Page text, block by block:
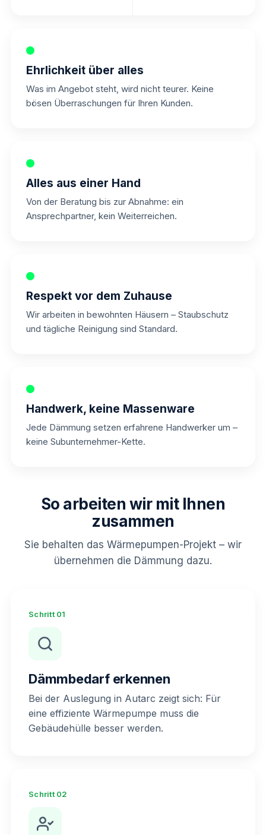
Ehrlichkeit über alles
Was im Angebot steht, wird nicht teurer. Keine
bösen Überraschungen für Ihren Kunden.
Alles aus einer Hand
Von der Beratung bis zur Abnahme: ein
Ansprechpartner, kein Weiterreichen.
Respekt vor dem Zuhause
Wir arbeiten in bewohnten Häusern – Staubschutz
und tägliche Reinigung sind Standard.
Handwerk, keine Massenware
Jede Dämmung setzen erfahrene Handwerker um –
keine Subunternehmer-Kette.
So arbeiten wir mit Ihnen
zusammen
Sie behalten das Wärmepumpen-Projekt – wir
übernehmen die Dämmung dazu.
Schritt 01
Dämmbedarf erkennen
Bei der Auslegung in Autarc zeigt sich: Für
eine effiziente Wärmepumpe muss die
Gebäudehülle besser werden.
Schritt 02